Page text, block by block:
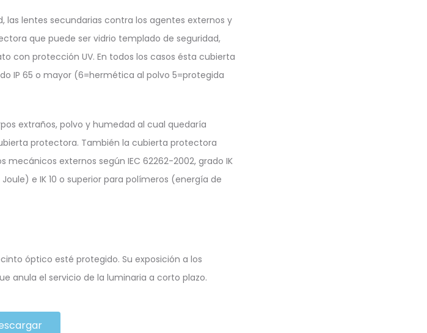
las lentes secundarias contra los agentes externos y
que puede ser vidrio templado de seguridad,
con protección UV. En todos los casos ésta cubierta
IP 65 o mayor (6=hermética al polvo 5=protegida
extraños, polvo y humedad al cual quedaría
protectora. También la cubierta protectora
externos según IEC 62262-2002, grado IK
e IK 10 o superior para polímeros (energía de
óptico esté protegido. Su exposición a los
anula el servicio de la luminaria a corto plazo.